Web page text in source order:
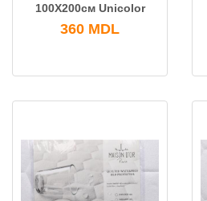
100X200см Unicolor
360 MDL